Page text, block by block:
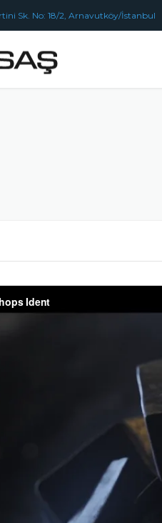
Sk. No: 18/2, Arnavutköy/İstanbul